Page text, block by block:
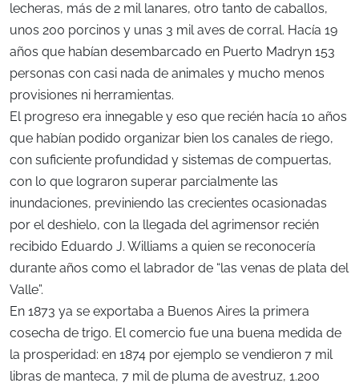
lecheras, más de 2 mil lanares, otro tanto de caballos,
unos 200 porcinos y unas 3 mil aves de corral. Hacía 19
años que habían desembarcado en Puerto Madryn 153
personas con casi nada de animales y mucho menos
provisiones ni herramientas.
El progreso era innegable y eso que recién hacía 10 años
que habían podido organizar bien los canales de riego,
con suficiente profundidad y sistemas de compuertas,
con lo que lograron superar parcialmente las
inundaciones, previniendo las crecientes ocasionadas
por el deshielo, con la llegada del agrimensor recién
recibido Eduardo J. Williams a quien se reconocería
durante años como el labrador de “las venas de plata del
Valle”.
En 1873 ya se exportaba a Buenos Aires la primera
cosecha de trigo. El comercio fue una buena medida de
la prosperidad: en 1874 por ejemplo se vendieron 7 mil
libras de manteca, 7 mil de pluma de avestruz, 1.200